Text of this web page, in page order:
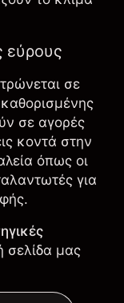
εύρους
σε
σε αγορές
κοντά στην
όπως οι
για
σελίδα μας